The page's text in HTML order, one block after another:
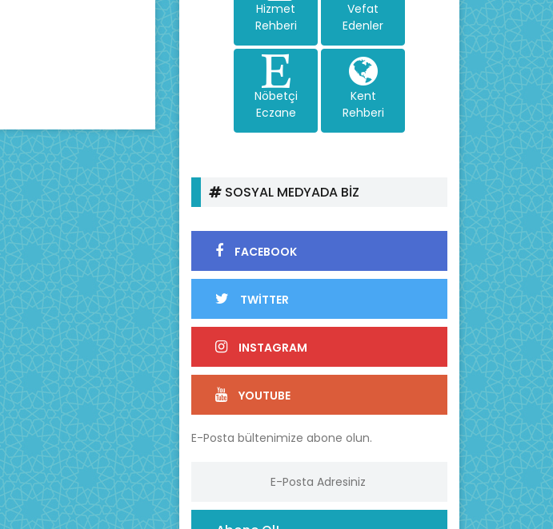
Hizmet
Rehberi
Vefat
Edenler
Nöbetçi
Eczane
Kent
Rehberi
SOSYAL MEDYADA BİZ
FACEBOOK
TWİTTER
INSTAGRAM
YOUTUBE
E-Posta bültenimize abone olun.